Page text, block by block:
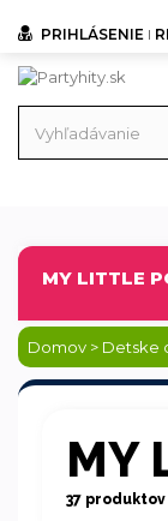
PRIHLÁSENIE I
MY LITTLE
Domov > Detske
MY
37 produktov